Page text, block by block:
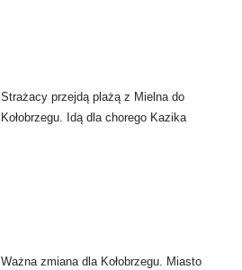
Strażacy przejdą plażą z Mielna do
Kołobrzegu. Idą dla chorego Kazika
Ważna zmiana dla Kołobrzegu. Miasto